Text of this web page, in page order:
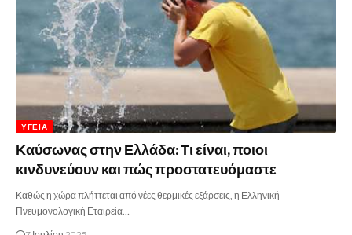
ΥΓΕΊΑ
Καύσωνας στην Ελλάδα: Τι είναι, ποιοι
κινδυνεύουν και πώς προστατευόμαστε
Καθώς η χώρα πλήττεται από νέες θερμικές εξάρσεις, η Ελληνική
Πνευμονολογική Εταιρεία…